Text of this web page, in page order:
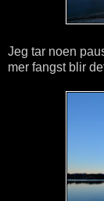
Jeg tar noen
mer fangst blir